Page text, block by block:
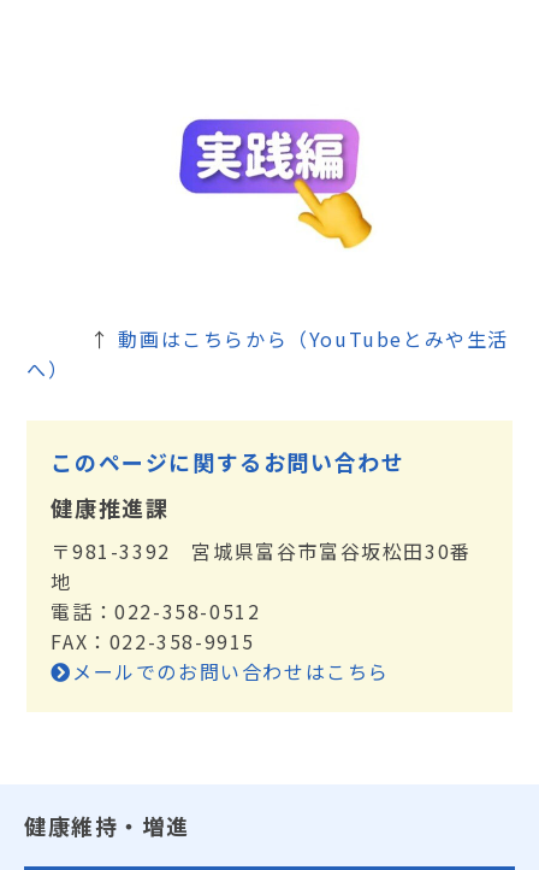
↑ 動画はこちらから（YouTubeとみや生活
へ）
このページに関するお問い合わせ
健康推進課
〒981-3392 宮城県富谷市富谷坂松田30番
地
電話：022-358-0512
FAX：022-358-9915
メールでのお問い合わせはこちら
健康維持・増進